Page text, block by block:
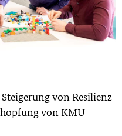
von Resilienz
von KMU